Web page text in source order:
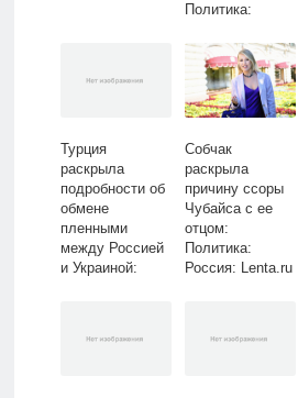
Политика:
Турция
раскрыла
подробности об
обмене
пленными
между Россией
и Украиной:
Собчак
раскрыла
причину ссоры
Чубайса с ее
отцом:
Политика:
Россия: Lenta.ru